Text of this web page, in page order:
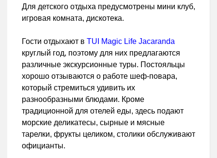
Для детского отдыха предусмотрены мини клуб,
игровая комната, дискотека.
Гости отдыхают в TUI Magic Life Jacaranda
круглый год, поэтому для них предлагаются
различные экскурсионные туры. Постояльцы
хорошо отзываются о работе шеф-повара,
который стремиться удивить их
разнообразными блюдами. Кроме
традиционной для отелей еды, здесь подают
морские деликатесы, сырные и мясные
тарелки, фрукты целиком, столики обслуживают
официанты.